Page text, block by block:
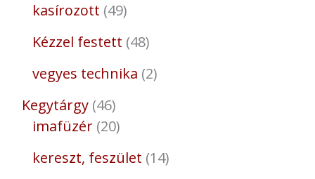
kasírozott 49
Kézzel festett 48
vegyes technika 2
Kegytárgy 46
imafüzér 20
kereszt, feszület 14